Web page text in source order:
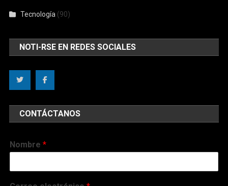
Tecnología (90)
NOTI-RSE EN REDES SOCIALES
CONTÁCTANOS
Nombre*